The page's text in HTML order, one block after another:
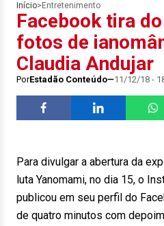
Início> Entretenimento
Facebook tira
fotos de
Claudia Andujar
PorEstadão Conteúdo 11/12/18 -
Para divulgar a abertura da
luta Yanomami, no dia 15, o
publicou em seu perfil do
de quatro minutos com